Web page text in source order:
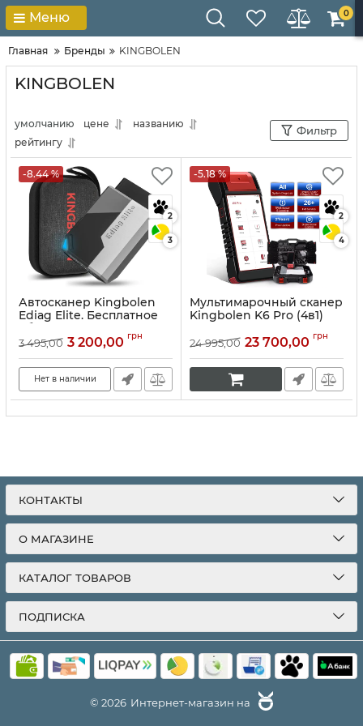
Меню 0
Главная Бренды KINGBOLEN
KINGBOLEN
умолчанию цене
названию
рейтингу
Фильтр
-8.44 %
2
3
Автосканер Kingbolen
Ediag Elite. Бесплатное
обновление, тест
механизмов и 15 спец
Артикул:10286
3 495,00 3 200,00 грн
Нет в наличии
-5.18 %
2
4
Мультимарочный сканер
Kingbolen K6 Pro (4в1)
24 995,00 23 700,00 грн
КОНТАКТЫ
О МАГАЗИНЕ
КАТАЛОГ ТОВАРОВ
ПОДПИСКА
© 2026 Интернет-магазин на